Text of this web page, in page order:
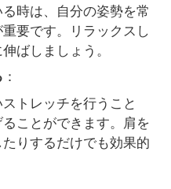
時は、自分の姿勢を常
要です。リラックスし
ばしましょう。
：
トレッチを行うこと
ことができます。肩を
りするだけでも効果的